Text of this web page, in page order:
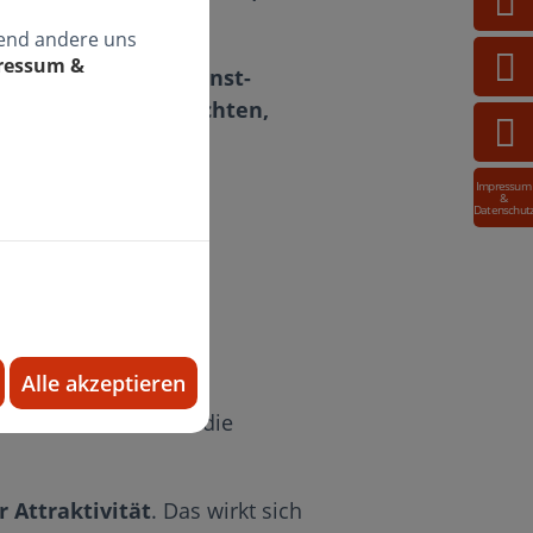
andere uns
&
Alle akzeptieren
Impressum
&
Dr. Sabine Ernst-
Sie nicht möchten,
von
ungünstige
Einfluss auf die
Attraktivität. Das wirkt sich